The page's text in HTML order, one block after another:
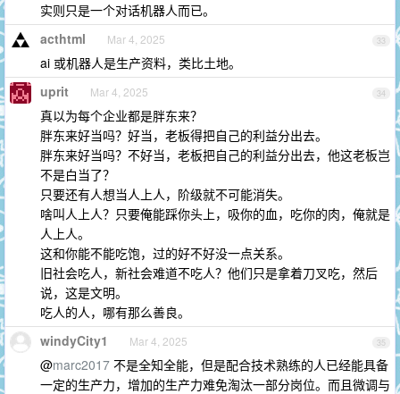
实则只是一个对话机器人而已。
33
acthtml Mar 4, 2025
ai 或机器人是生产资料，类比土地。
34
uprit Mar 4, 2025
真以为每个企业都是胖东来？
胖东来好当吗？好当，老板得把自己的利益分出去。
胖东来好当吗？不好当，老板把自己的利益分出去，他这老板岂
不是白当了？
只要还有人想当人上人，阶级就不可能消失。
啥叫人上人？只要俺能踩你头上，吸你的血，吃你的肉，俺就是
人上人。
这和你能不能吃饱，过的好不好没一点关系。
旧社会吃人，新社会难道不吃人？他们只是拿着刀叉吃，然后
说，这是文明。
吃人的人，哪有那么善良。
35
windyCity1 Mar 4, 2025
@marc2017 不是全知全能，但是配合技术熟练的人已经能具备
一定的生产力，增加的生产力难免淘汰一部分岗位。而且微调与